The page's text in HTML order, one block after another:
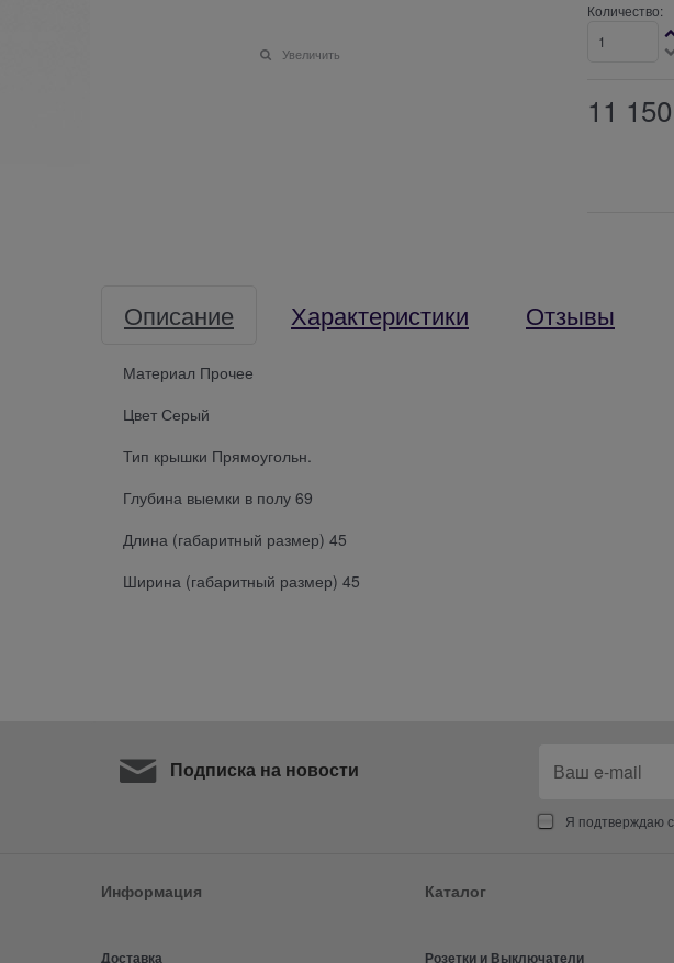
Увеличить
Количество:
11 150
Описание Характеристики Отзывы
Материал Прочее
Цвет Серый
Тип крышки Прямоугольн.
Глубина выемки в полу 69
Длина (габаритный размер) 45
Ширина (габаритный размер) 45
Подписка на новости
Я подтверждаю
Информация
Доставка
Каталог
Розетки и Выключатели